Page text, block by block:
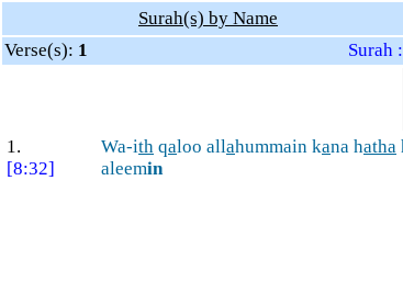
Surah(s) by Name
Verse(s): 1
1.
[8:32]
Wa-ith qaloo allahummain kana hatha
aleemin